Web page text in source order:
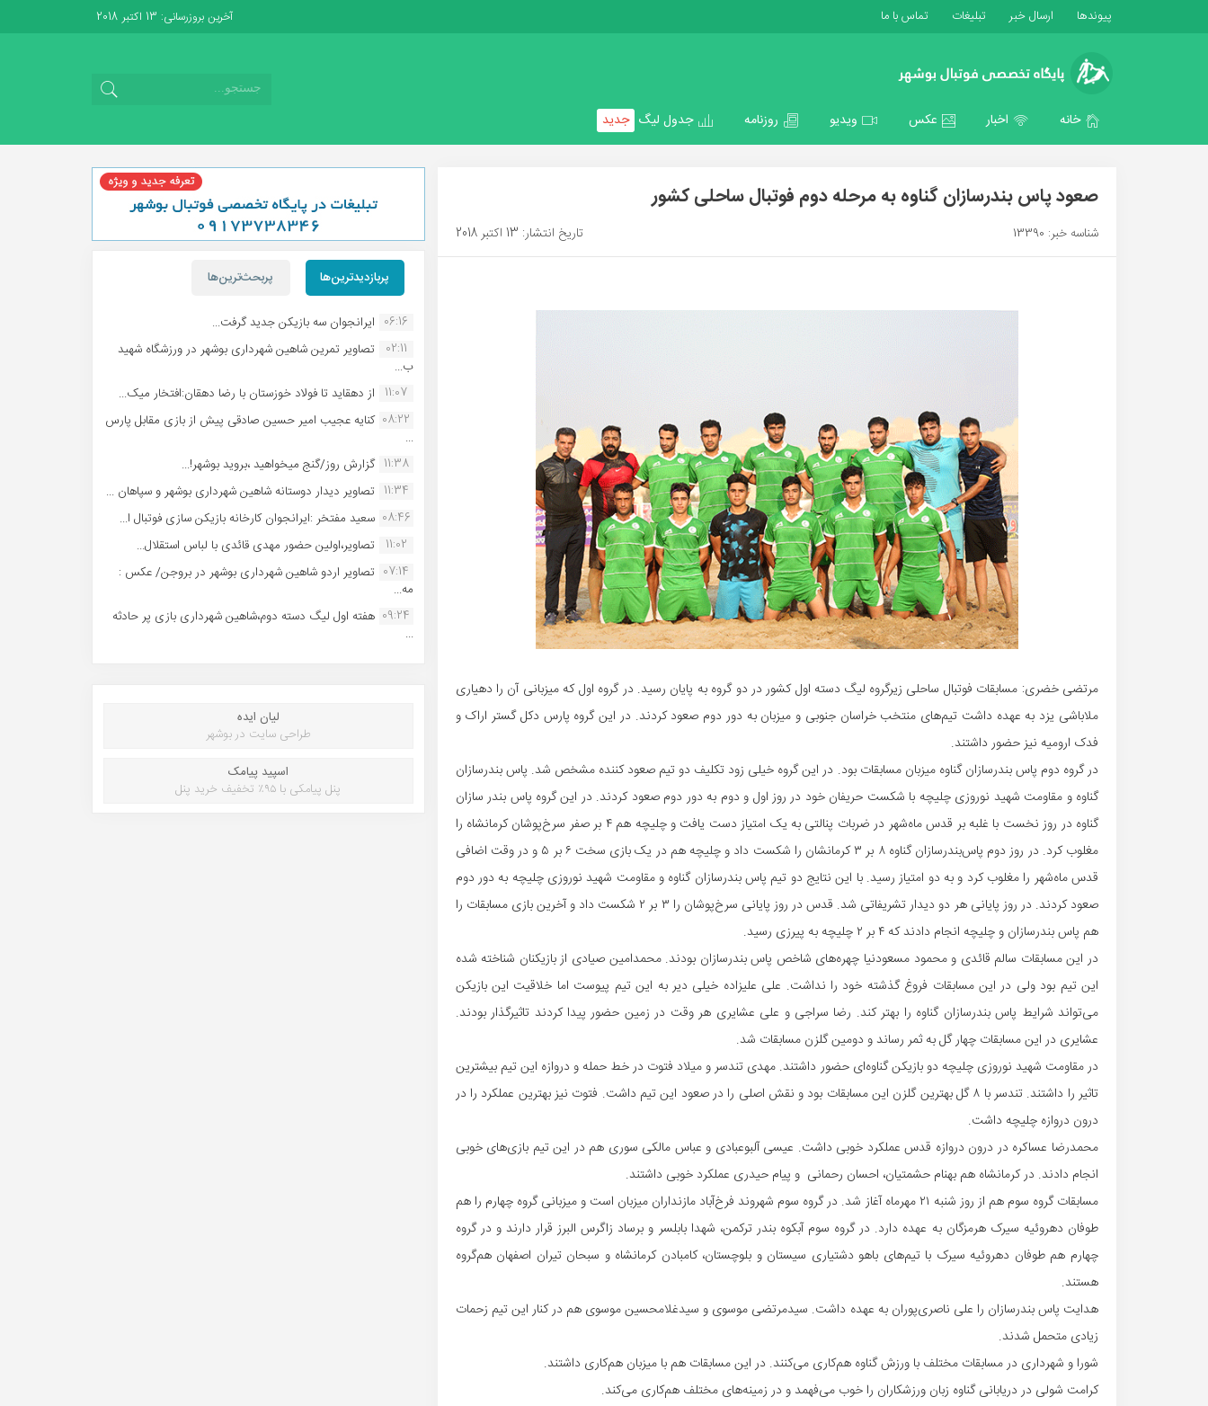
پیوندها ارسال خبر تبلیغات تماس با ما آخرین بروزرسانی: 13 اکتبر 2018
خانه اخبار عکس ویدیو روزنامه جدول لیگ جدید
صعود پاس بندرسازان گناوه به مرحله دوم فوتبال ساحلی کشور
شناسه خبر: 13390 تاریخ انتشار: 13 اکتبر 2018
مرتضی خضری: مسابقات فوتبال ساحلی زیرگروه لیگ دسته اول کشور در دو گروه به پایان رسید. در گروه اول که میزبانی آن را دهیاری
ملاباشی یزد به عهده داشت تیم‌های منتخب خراسان جنوبی و میزبان به دور دوم صعود کردند. در این گروه پارس دکل گستر اراک و
فدک ارومیه نیز حضور داشتند.
در گروه دوم پاس بندرسازان گناوه میزبان مسابقات بود. در این گروه خیلی زود تکلیف دو تیم صعود کننده مشخص شد. پاس بندرسازان
گناوه و مقاومت شهید نوروزی چلیچه با شکست حریفان خود در روز اول و دوم به دور دوم صعود کردند. در این گروه پاس بندر سازان
گناوه در روز نخست با غلبه بر قدس ماه‌شهر در ضربات پنالتی به یک امتیاز دست یافت و چلیچه هم ۴ بر صفر سرخ‌پوشان کرمانشاه را
مغلوب کرد. در روز دوم پاس‌بندرسازان گناوه ۸ بر ۳ کرمانشان را شکست داد و چلیچه هم در یک بازی سخت ۶ بر ۵ و در وقت اضافی
قدس ماه‌شهر را مغلوب کرد و به دو امتیاز رسید. با این نتایج دو تیم پاس بندرسازان گناوه و مقاومت شهید نوروزی چلیچه به دور دوم
صعود کردند. در روز پایانی هر دو دیدار تشریفاتی شد. قدس در روز پایانی سرخ‌پوشان را ۳ بر ۲ شکست داد و آخرین بازی مسابقات را
هم پاس بندرسازان و چلیچه انجام دادند که ۴ بر ۲ چلیچه به پیرزی رسید.
در این مسابقات سالم قائدی و محمود مسعودنیا چهره‌های شاخص پاس بندرسازان بودند. محمدامین صیادی از بازیکنان شناخته شده
این تیم بود ولی در این مسابقات فروغ گذشته خود را نداشت. علی علیزاده خیلی دیر به این تیم پیوست اما خلاقیت این بازیکن
می‌تواند شرایط پاس بندرسازان گناوه را بهتر کند. رضا سراجی و علی عشایری هر وقت در زمین حضور پیدا کردند تاثیرگذار بودند.
عشایری در این مسابقات چهار گل به ثمر رساند و دومین گلزن مسابقات شد.
در مقاومت شهید نوروزی چلیچه دو بازیکن گناوه‌ای حضور داشتند. مهدی تندسر و میلاد فتوت در خط حمله و دروازه این تیم بیشترین
تاثیر را داشتند. تندسر با ۸ گل بهترین گلزن این مسابقات بود و نقش اصلی را در صعود این تیم داشت. فتوت نیز بهترین عملکرد را در
درون دروازه چلیچه داشت.
محمدرضا عساکره در درون دروازه قدس عملکرد خوبی داشت. عیسی آلبوعبادی و عباس مالکی سوری هم در این تیم بازی‌های خوبی
انجام دادند. در کرمانشاه هم بهنام حشمتیان، احسان رحمانی و پیام حیدری عملکرد خوبی داشتند.
مسابقات گروه سوم هم از روز شنبه ۲۱ مهرماه آغاز شد. در گروه سوم شهروند فرخ‌آباد مازنداران میزبان است و میزبانی گروه چهارم را هم
طوفان دهروئیه سیرک هرمزگان به عهده دارد. در گروه سوم آبکوه بندر ترکمن، شهدا بابلسر و برساد زاگرس البرز قرار دارند و در گروه
چهارم هم طوفان دهروئیه سیرک با تیم‌های باهو دشتیاری سیستان و بلوچستان، کامبادن کرمانشاه و سبحان تیران اصفهان هم‌گروه
هستند.
هدایت پاس بندرسازان را علی ناصری‌پوران به عهده داشت. سیدمرتضی موسوی و سیدغلامحسین موسوی هم در کنار این تیم زحمات
زیادی متحمل شدند.
شورا و شهرداری در مسابقات مختلف با ورزش گناوه هم‌کاری می‌کنند. در این مسابقات هم با میزبان هم‌کاری داشتند.
کرامت شولی در دریابانی گناوه زبان ورزشکاران را خوب می‌فهمد و در زمینه‌های مختلف هم‌کاری می‌کند.
پربازدیدترین‌ها پربحث‌ترین‌ها
06:16 ایرانجوان سه بازیکن جدید گرفت...
02:11
تصاویر تمرین شاهین شهردارى بوشهر در ورزشگاه شهید
ب...
11:07 از دهقاید تا فولاد خوزستان با رضا دهقان:افتخار میک...
08:22 کنایه عجیب امیر حسین صادقی پیش از بازی مقابل پارس
...
11:38 گزارش روز/گنج میخواهید ،بروید بوشهر!...
11:34 تصاویر دیدار دوستانه شاهین شهردارى بوشهر و سپاهان ...
08:46 سعید مفتخر :ایرانجوان کارخانه بازیکن سازی فوتبال ا...
11:02
تصاویر،اولین حضور مهدی قائدی با لباس استقلال...
07:14 تصاویر اردو شاهین شهرداری بوشهر در بروجن/ عکس :
مه...
09:24 هفته اول لیگ دسته دوم،شاهین شهرداری بازی پر حادثه
...
لیان ایده
طراحی سایت در بوشهر
اسپید پیامک
پنل پیامکی با ۹۵٪ تخفیف خرید پنل